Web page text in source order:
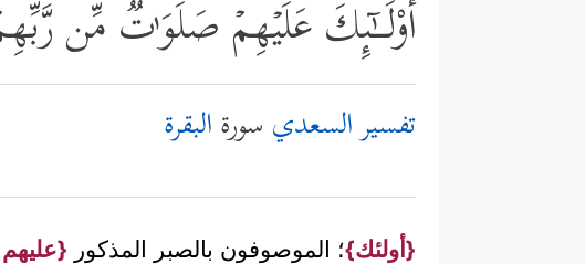
أُوْلَــٰۤىِٕكَ عَلَیۡهِمۡ صَلَوَ ٰ⁠تࣱ مِّن
تفسير السعدي سورةالبقرة
{أولئك}؛ الموصوفون بالصبر المذكور